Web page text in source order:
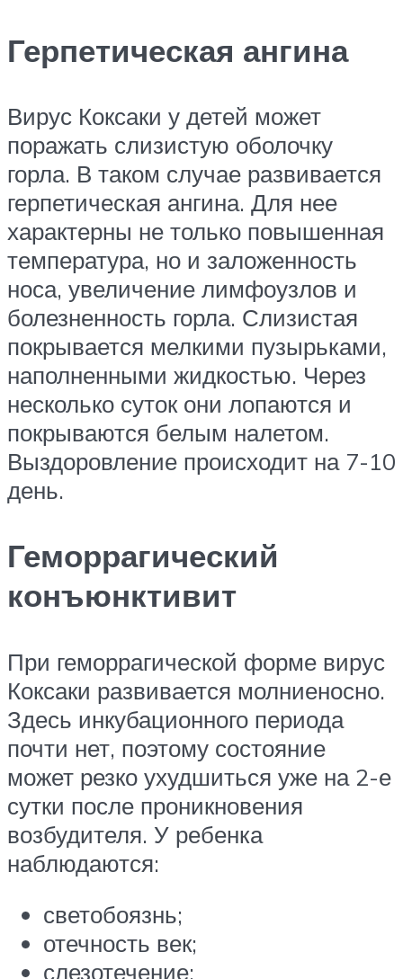
Герпетическая ангина
Вирус Коксаки у детей может
поражать слизистую оболочку
горла. В таком случае развивается
герпетическая ангина. Для нее
характерны не только повышенная
температура, но и заложенность
носа, увеличение лимфоузлов и
болезненность горла. Слизистая
покрывается мелкими пузырьками,
наполненными жидкостью. Через
несколько суток они лопаются и
покрываются белым налетом.
Выздоровление происходит на 7-10
день.
Геморрагический
конъюнктивит
При геморрагической форме вирус
Коксаки развивается молниеносно.
Здесь инкубационного периода
почти нет, поэтому состояние
может резко ухудшиться уже на 2-е
сутки после проникновения
возбудителя. У ребенка
наблюдаются:
светобоязнь;
отечность век;
слезотечение;